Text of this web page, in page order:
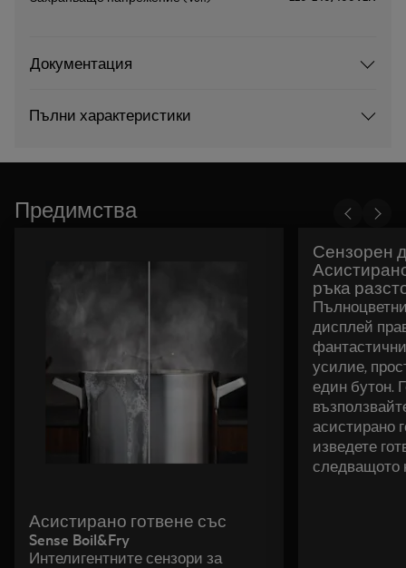
Документация
Пълни характеристики
Предимства
Асистирано готвене със
Sense Boil&Fry
Интелигентните сензори за
Сензорен
ръка
дисплей
усилие,
един бутон.
асистирано
изведете
следващото